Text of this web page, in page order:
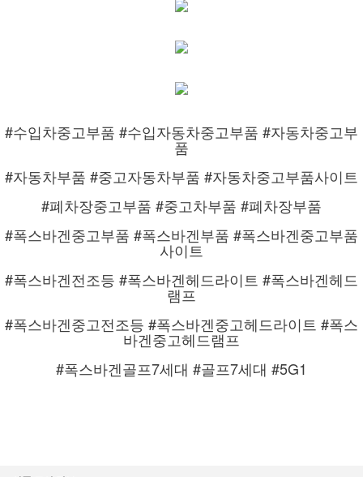
#수입차중고부품 #수입자동차중고부품 #자동차중고부
품
#자동차부품 #중고자동차부품 #자동차중고부품사이트
#폐차장중고부품 #중고차부품 #폐차장부품
#폭스바겐중고부품 #폭스바겐부품 #폭스바겐중고부품
사이트
#폭스바겐전조등 #폭스바겐헤드라이트 #폭스바겐헤드
램프
#폭스바겐중고전조등 #폭스바겐중고헤드라이트 #폭스
바겐중고헤드램프
#폭스바겐골프7세대 #골프7세대 #5G1